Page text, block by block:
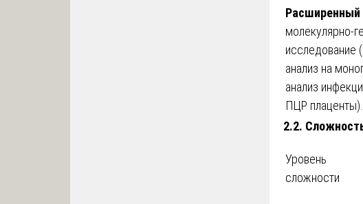
Расширенный
молекулярно-
исследование
анализ на
анализ
ПЦР плаценты).
2.2.
Уровень
сложности